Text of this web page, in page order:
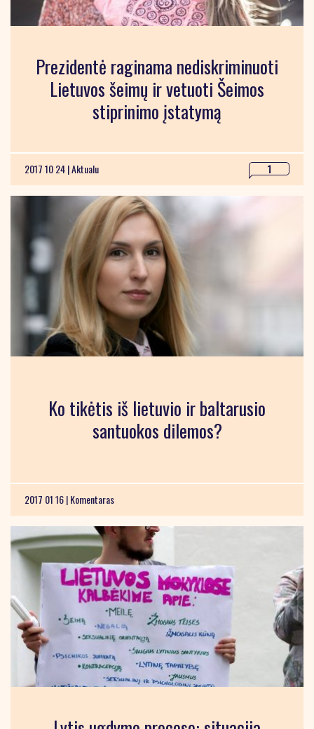
Prezidentė raginama nediskriminuoti
Lietuvos šeimų ir vetuoti Šeimos
stiprinimo įstatymą
2017 10 24 |Aktualu 1
Ko tikėtis iš lietuvio ir baltarusio
santuokos dilemos?
2017 01 16 |Komentaras